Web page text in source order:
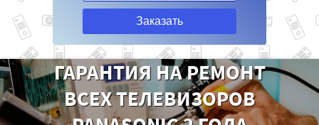
Заказать
ГАРАНТИЯ НА РЕМОНТ
ВСЕХ ТЕЛЕВИЗОРОВ